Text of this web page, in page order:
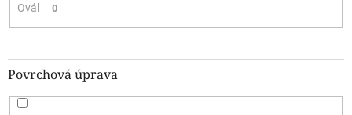
Ovál 0
Povrchová úprava